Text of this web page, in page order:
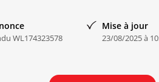
WL174323578
Mise à jour
23/08/2025 à